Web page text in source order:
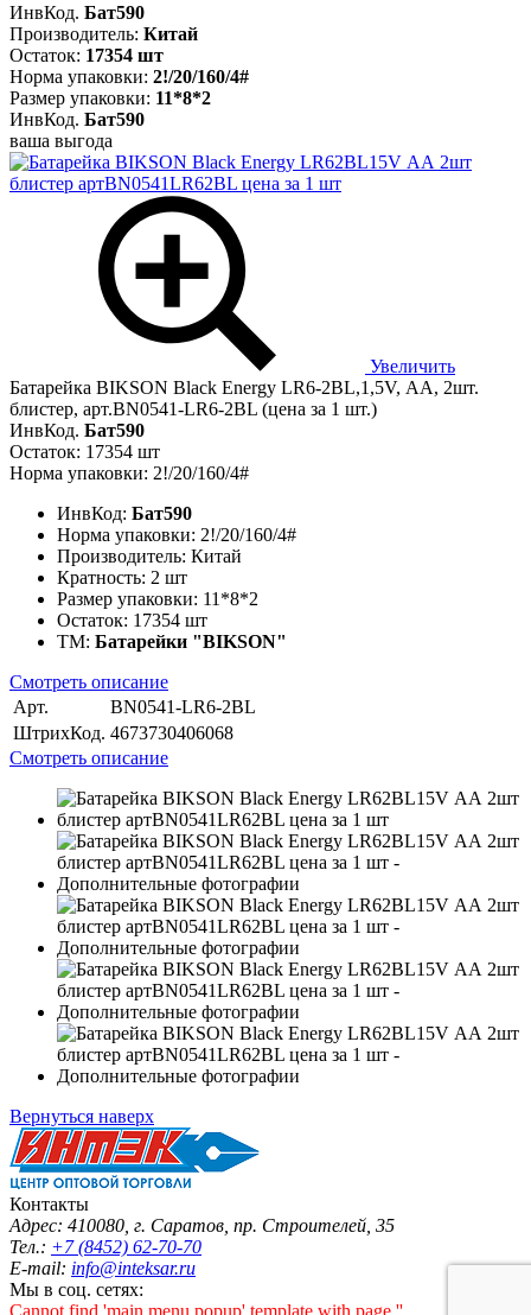
ИнвКод. Бат590
Производитель: Китай
Остаток: 17354 шт
Норма упаковки: 2!/20/160/4#
Размер упаковки: 11*8*2
ИнвКод. Бат590
ваша выгода
Увеличить
Батарейка BIKSON Black Energy LR6-2BL,1,5V, АА, 2шт.
блистер, арт.BN0541-LR6-2BL (цена за 1 шт.)
ИнвКод. Бат590
Остаток: 17354 шт
Норма упаковки: 2!/20/160/4#
ИнвКод: Бат590
Норма упаковки: 2!/20/160/4#
Производитель: Китай
Кратность: 2 шт
Размер упаковки: 11*8*2
Остаток: 17354 шт
ТМ: Батарейки "BIKSON"
Смотреть описание
Арт.
BN0541-LR6-2BL
ШтрихКод. 4673730406068
Смотреть описание
Вернуться наверх
Контакты
Адрес: 410080, г. Саратов, пр. Строителей, 35
Тел.: +7 (8452) 62-70-70
E-mail: info@inteksar.ru
Мы в соц. сетях:
Cannot find 'main.menu.popup' template with page ''